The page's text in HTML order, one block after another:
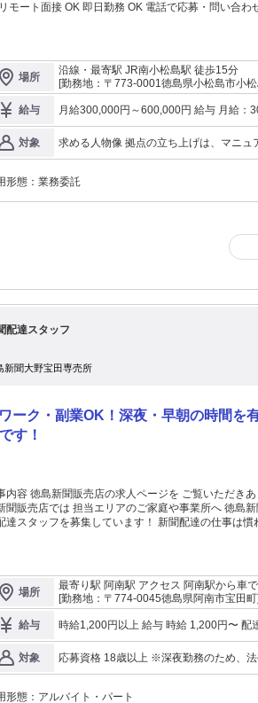
モート面接 OK 即日勤務 OK 電話で応募・問い合わ
ートアップです。 東京で立ち上げたこの挑戦を、
しているのは、単なる管理職ではありません。何もない徳島の地
ゼロから汗をかき、事業を大きく育ててくれる「拠
。 現在、既に稼働している東京・大阪・名古屋・札
々試行錯誤しながら奮闘しています。徳島において
越すような情熱を持った方を求めています。 ご用意する「権限」と「報酬」
店長」というよりも、「一人の経営者」として活躍
、本社決裁を待たずに自分で判断できる「裁量」と
100万円までは使い道自由 採用費や活動費などは、月100万円ま
社決裁を待たずに即決いただいて構いません。 営業利益の2割を翌年に還元
拠点が大きく育つほど、あなたの収入も上限なく伸
する業務領域 拠点のトップとして、案件獲得から
を担っていただきます。 「与えられた仕事を回す」
徳島・近郊エリアの戦略策定と予実管理（数値管
レアポや飛び込みなど、泥臭い営業活動 地元の運
使した業務効率化の推進 ドライバーの採用面接、配
ンス向上 ⚠️ あらかじめお伝えしたい実情 入社後のギャップを防ぐた
厳しい側面も含めて実情を率直にお伝えします。こ
のエネルギーが求められます） 「泥臭さ」と「デジ
をかきつつ、最新ツールを活用する両輪が必要です
い（マニュアルがないトラブルを、自分の手で収束
を間近で感じながら働ける環境です。将来の独立を
す方には最適な修行の場です。 あなたのやり方が
うした方がいい」というあなたの考えが、そのまま
@sin-syacho 職種 徳島 物流拠点立ち上げ責任者 雇用形
系 シフト制 勤務先事業内容 事業が解決する課題 配送業界に
多重下請け構造による非効率なコスト構造や、個人
率なアナログ業務（紙の不在票、手動でのルート作
う構造的な課題があります。207株式会社は、これ
進しています。 3つの主要事業とモデル 以下の3つの事業を連携させ
とで、企業からドライバーへ仕事を直接発注する、
チャル物流モデル」を構築・展開しています。 トドクサポーター（配送員
場所
沿線・最寄駅 JR南小松島駅 徒歩15分
[勤務地：〒773-0001徳島県小松島市小
給与
月給300,000円～600,000円 給与 月給：
業利益200万円（年間2,400万円）・立
ヶ月 ＝ 40万円／月 ・固定20万の場合
万円 ※インセンティブは立ち上げ年度終了後の翌年1月より支給 【注
後、翌年1月より支給開始（立ち上げ当
対象
求める人物像 拠点の立ち上げは、マニュ
予実管理（数値管理）を行い、目標達成
臭さ」を厭わない姿勢： 戦略を練るだ
折れない心： 予期せぬトラブルや高い
限定しない越境性： 自分の担当範囲を決めつ
集します。 ハードワークが前提となる
があります。 カオスを楽しむ力： 仕組
形態： 業務委託
配達スタッフ
新聞大野宝田専売所
ーク・副業OK！深夜・早朝の時間を
す！
内容 徳島新聞販売店の求人ページを ご覧いただきあ
聞販売店では 担当エリアのご家庭や事業所へ 徳島
タッフを募集しています！ 新聞配達の仕事は慣れると 「早朝の健康習
現在もWワークで頑張っている仲間がたくさんいます！ バイクの運転
る方には、一から丁寧に教えるので心配ナシ！ 配達
車で配達することも可能です。 頼りになる先輩ス
心して働くことができますよ！ ★徳島新聞 朝刊配達のオススメポイント★
夜〜早朝の時間を有効活用してお小遣い稼ぎ！ ・副
！バイトデビュー歓迎！ ・年齢、経験、学歴不問（
し出しOK！ ・知名度抜群の「徳島新聞」！ ・接客
、ママ／パパさん、フリーター、 ミドル／シニアの方々も活躍中！ 【朝
達スタッフの仕事の流れ（例）】 3：00 出社 ↓ バイ
場所
最寄り駅 阿南駅 アクセス 阿南駅から
[勤務地：〒774-0045徳島県阿南市宝田町]
給与
時給1,200円以上 給与 時給 1,200円〜 配達部数や配達時間により変わります。 詳しくは面接時にご相談くださ
対象
応募資格 18歳以上 ※深夜勤務のため、
形態： アルバイト・パート